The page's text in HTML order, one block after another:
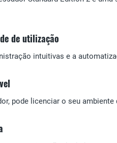
de utilização
intuitivas e a
pode licenciar o seu